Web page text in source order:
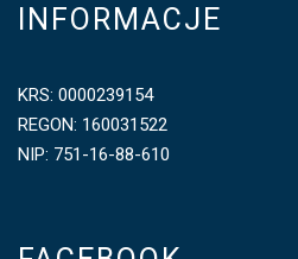
INFORMACJE
KRS: 0000239154
REGON: 160031522
NIP: 751-16-88-610